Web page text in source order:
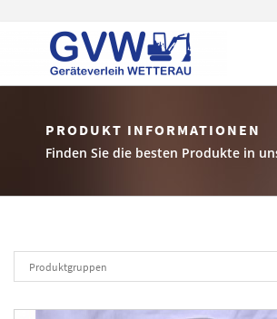
PRODUKT INFORMATIONEN
Finden Sie die besten Produkte in